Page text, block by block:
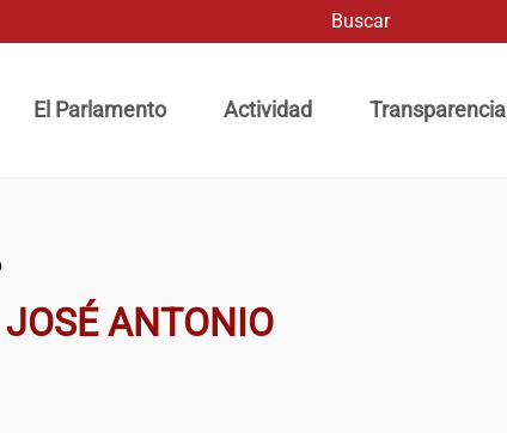
El Parlamento
Actividad Transparencia
ANTONIO